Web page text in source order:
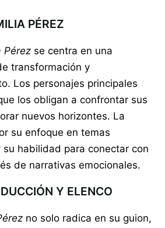
PÉREZ
Pérez se centra en una
transformación y
Los personajes principales
los obligan a confrontar sus
nuevos horizontes. La
su enfoque en temas
habilidad para conectar con
de narrativas emocionales.
Y ELENCO
no solo radica en su guion,